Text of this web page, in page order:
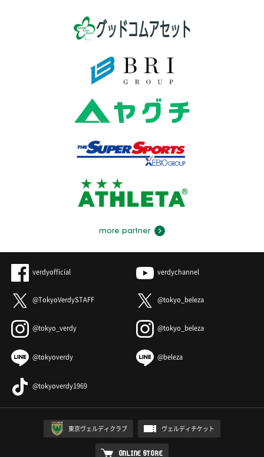
more partner
verdyofficial verdychannel
@TokyoVerdySTAFF @tokyo_beleza
@tokyo_verdy @tokyo_beleza
@tokyoverdy @beleza
@tokyoverdy1969
東京ヴェルディクラブ ヴェルディチケット
ONLINE STORE